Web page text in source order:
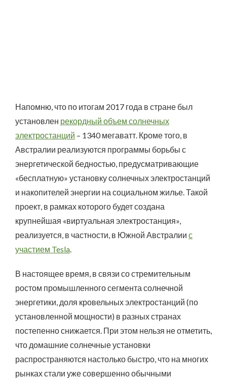
Напомню, что по итогам 2017 года в стране был
установлен рекордный объем солнечных
электростанций – 1340 мегаватт. Кроме того, в
Австралии реализуются программы борьбы с
энергетической бедностью, предусматривающие
«бесплатную» установку солнечных электростанций
и накопителей энергии на социальном жилье. Такой
проект, в рамках которого будет создана
крупнейшая «виртуальная электростанция»,
реализуется, в частности, в Южной Австралии с
участием Tesla
В настоящее время, в связи со стремительным
ростом промышленного сегмента солнечной
энергетики, доля кровельных электростанций (по
установленной мощности) в разных странах
постепенно снижается. При этом нельзя не отметить,
что домашние солнечные установки
распространяются настолько быстро, что на многих
рынках стали уже совершенно обычными